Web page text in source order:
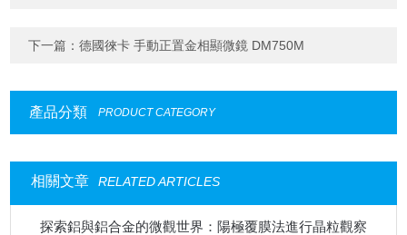
下一篇：德國徠卡 手動正置金相顯微鏡 DM750M
產品分類 PRODUCT CATEGORY
相關文章 RELATED ARTICLES
探索鋁與鋁合金的微觀世界：陽極覆膜法進行晶粒觀察